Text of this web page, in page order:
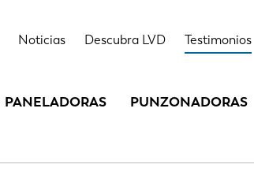
Noticias Descubra LVD Testimonios
PANELADORAS PUNZONADORAS